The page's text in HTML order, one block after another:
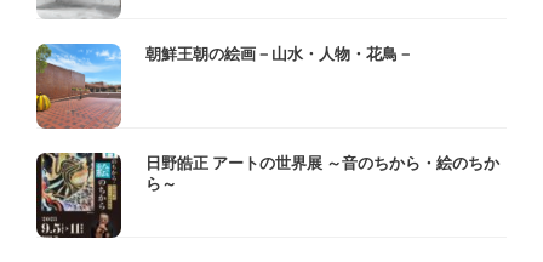
朝鮮王朝の絵画－山水・人物・花鳥－
日野皓正 アートの世界展 ～音のちから・絵のちか
ら～